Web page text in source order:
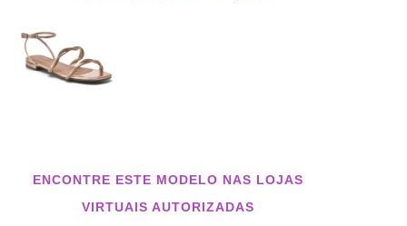
ENCONTRE ESTE MODELO NAS LOJAS
VIRTUAIS AUTORIZADAS